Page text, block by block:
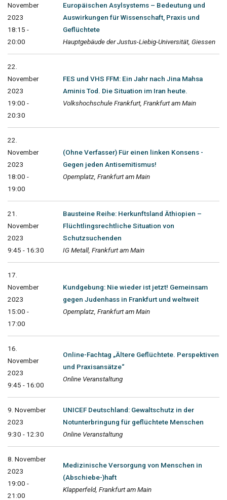
November
2023
18:15 -
20:00
Europäischen Asylsystems – Bedeutung und
Auswirkungen für Wissenschaft, Praxis und
Geflüchtete
Hauptgebäude der Justus-Liebig-Universität, Giessen
22.
November
2023
19:00 -
20:30
FES und VHS FFM: Ein Jahr nach Jina Mahsa
Aminis Tod. Die Situation im Iran heute.
Volkshochschule Frankfurt, Frankfurt am Main
22.
November
2023
18:00 -
19:00
(Ohne Verfasser) Für einen linken Konsens -
Gegen jeden Antisemitismus!
Opernplatz, Frankfurt am Main
21.
November
2023
9:45 - 16:30
Bausteine Reihe: Herkunftsland Äthiopien –
Flüchtlingsrechtliche Situation von
Schutzsuchenden
IG Metall, Frankfurt am Main
17.
November
2023
15:00 -
17:00
Kundgebung: Nie wieder ist jetzt! Gemeinsam
gegen Judenhass in Frankfurt und weltweit
Opernplatz, Frankfurt am Main
16.
November
2023
9:45 - 16:00
Online-Fachtag „Ältere Geflüchtete. Perspektiven
und Praxisansätze“
Online Veranstaltung
9. November
2023
9:30 - 12:30
UNICEF Deutschland: Gewaltschutz in der
Notunterbringung für geflüchtete Menschen
Online Veranstaltung
8. November
2023
19:00 -
21:00
Medizinische Versorgung von Menschen in
(Abschiebe-)haft
Klapperfeld, Frankfurt am Main